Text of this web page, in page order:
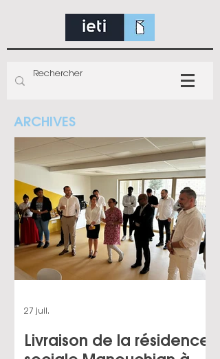
ARCHIVES
Livraison de la résidence
27 juil.